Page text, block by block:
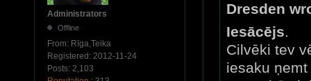
Administrators
Offline
From: Rīga,Teika
Registered: 2012-11-24
Posts: 2,103
Dresden
Iesācējs
Cilvēki tev
iesaku